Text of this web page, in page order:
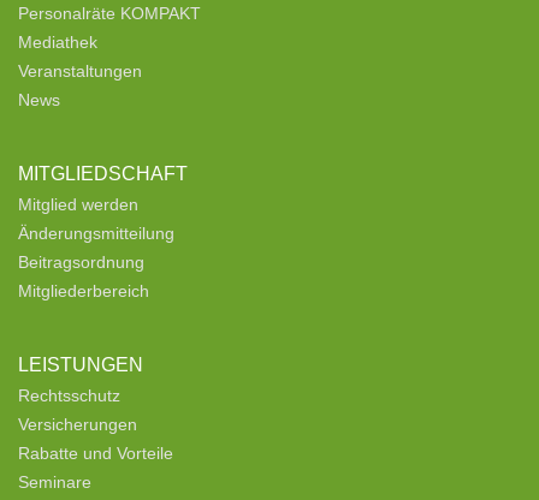
Personalräte KOMPAKT
Mediathek
Veranstaltungen
News
MITGLIEDSCHAFT
Mitglied werden
Änderungsmitteilung
Beitragsordnung
Mitgliederbereich
LEISTUNGEN
Rechtsschutz
Versicherungen
Rabatte und Vorteile
Seminare